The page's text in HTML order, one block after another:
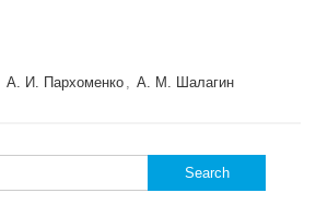
А. И. Пархоменко , А. М. Шалагин